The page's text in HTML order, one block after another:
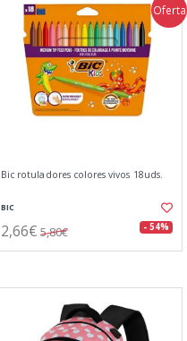
Oferta
Bic rotuladores colores vivos 18uds.
BIC
2,66€ 5,80€ - 54%